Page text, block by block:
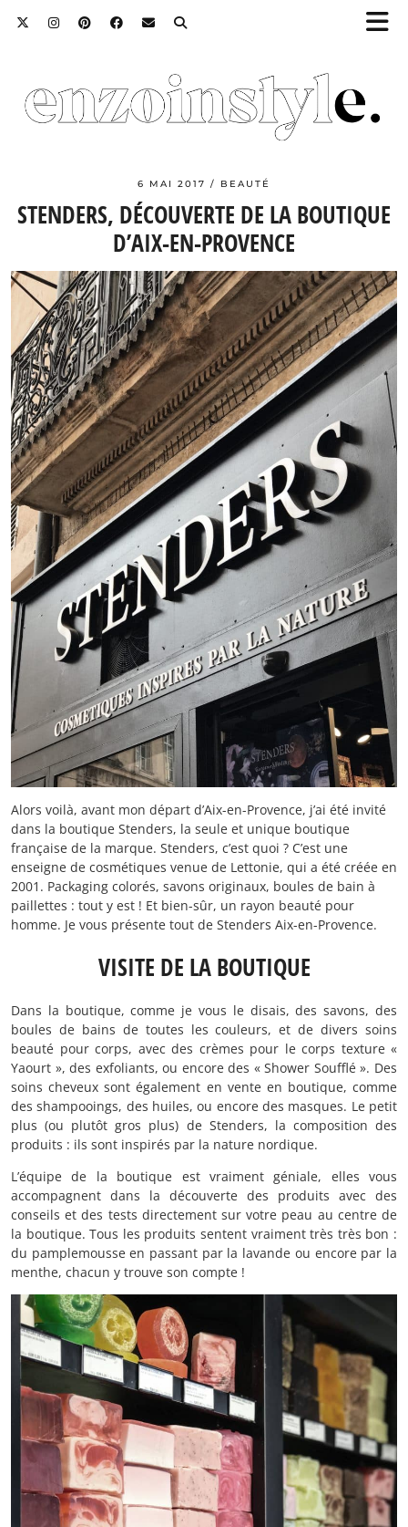
6 MAI 2017 BEAUTÉ
STENDERS, DÉCOUVERTE DE LA BOUTIQUE
D’AIX-EN-PROVENCE
Alors voilà, avant mon départ d’Aix-en-Provence, j’ai été invité
dans la boutique Stenders, la seule et unique boutique
française de la marque. Stenders, c’est quoi ? C’est une
enseigne de cosmétiques venue de Lettonie, qui a été créée en
2001. Packaging colorés, savons originaux, boules de bain à
paillettes : tout y est ! Et bien-sûr, un rayon beauté pour
homme. Je vous présente tout de Stenders Aix-en-Provence.
VISITE DE LA BOUTIQUE
Dans la boutique, comme je vous le disais, des savons, des
boules de bains de toutes les couleurs, et de divers soins
beauté pour corps, avec des crèmes pour le corps texture «
Yaourt », des exfoliants, ou encore des « Shower Soufflé ». Des
soins cheveux sont également en vente en boutique, comme
des shampooings, des huiles, ou encore des masques. Le petit
plus (ou plutôt gros plus) de Stenders, la composition des
produits : ils sont inspirés par la nature nordique.
L’équipe de la boutique est vraiment géniale, elles vous
accompagnent dans la découverte des produits avec des
conseils et des tests directement sur votre peau au centre de
la boutique. Tous les produits sentent vraiment très très bon :
du pamplemousse en passant par la lavande ou encore par la
menthe, chacun y trouve son compte !